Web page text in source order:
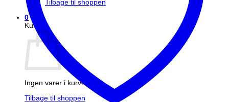
Tilbage til shoppen
0
Kurv
Ingen varer i kurven.
Tilbage til shoppen